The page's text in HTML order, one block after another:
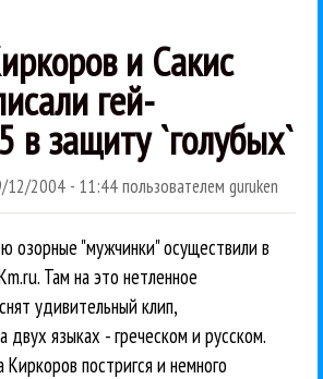
и Сакис
гей-
в защиту `голубых`
12/2004 - 11:44пользователем guruken
озорные "мужчинки" осуществили в
Там на это нетленное
удивительный клип,
двух языках - греческом и русском.
постригся и немного